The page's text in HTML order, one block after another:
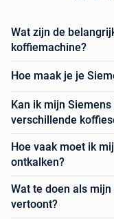
Wat zijn de
koffiemachine?
Hoe maak je je
Kan ik mijn
verschillende
Hoe vaak moet ik
ontkalken?
Wat te doen als
vertoont?